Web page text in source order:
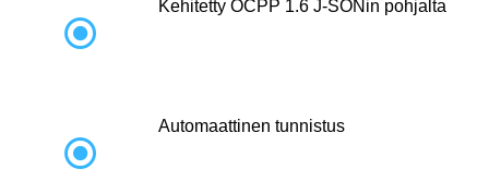

Kehitetty OCPP 1.6 J-SONin pohjalta

Automaattinen tunnistus